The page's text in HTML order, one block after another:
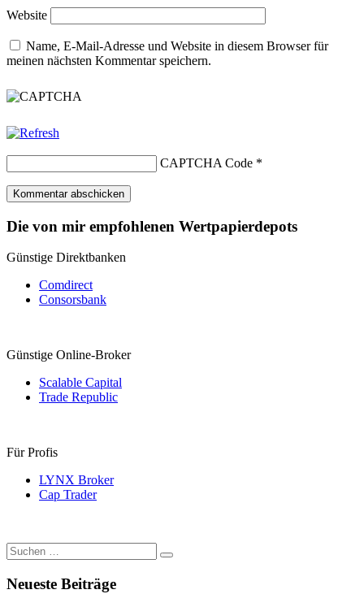
Website
Name, E-Mail-Adresse und Website in diesem Browser für
meinen nächsten Kommentar speichern.
CAPTCHA Code *
Die von mir empfohlenen Wertpapierdepots
Günstige Direktbanken
Comdirect
Consorsbank
Günstige Online-Broker
Scalable Capital
Trade Republic
Für Profis
LYNX Broker
Cap Trader
Suchen
nach:
Suchen
Neueste Beiträge